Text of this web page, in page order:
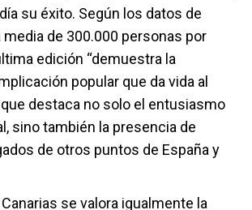
su éxito. Según los datos de
de 300.000 personas por
edición “demuestra la
popular que da vida al
que destaca no solo el entusiasmo
sino también la presencia de
de otros puntos de España y
Canarias se valora igualmente la